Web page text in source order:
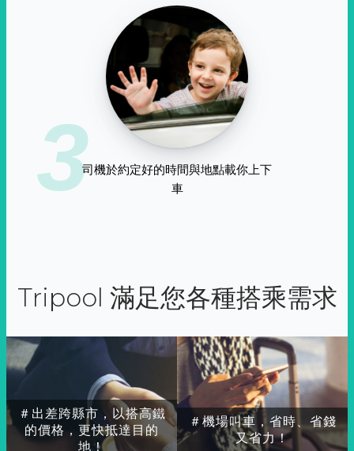
3司機於約定好的時間與地點載你上下
車
Tripool 滿足您各種搭乘需求
＃出差跨縣市，以搭高鐵
的價格，更快抵達目的
地！
＃機場叫車，省時、省錢
又省力！